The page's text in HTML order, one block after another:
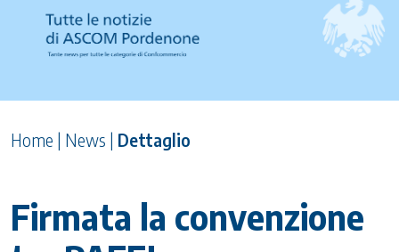
Home | News | Dettaglio
Firmata la convenzione